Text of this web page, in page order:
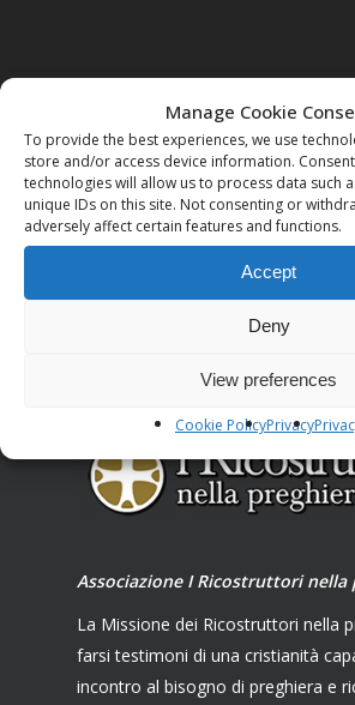
Manage Cookie
To provide the best experiences, we use
store and/or access device information.
technologies will allow us to process data such
unique IDs on this site. Not consenting or
adversely affect certain features and functions.
Accept
Deny
View preferences
Cookie PolicyPrivacy
Next Post
corso yoga
Associazione I Ricostruttori nella
La Missione dei Ricostruttori nella
farsi testimoni di una cristianità
incontro al bisogno di preghiera e